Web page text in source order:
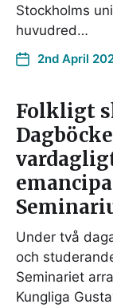
Stockholms
huvudred…
2nd April
Folkligt
Under två
och
Seminariet
Kungliga